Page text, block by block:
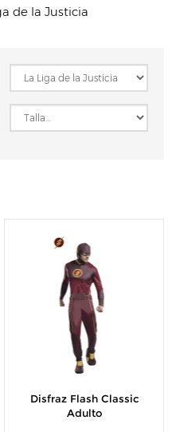
de la Justicia
Disfraz Flash Classic
Adulto